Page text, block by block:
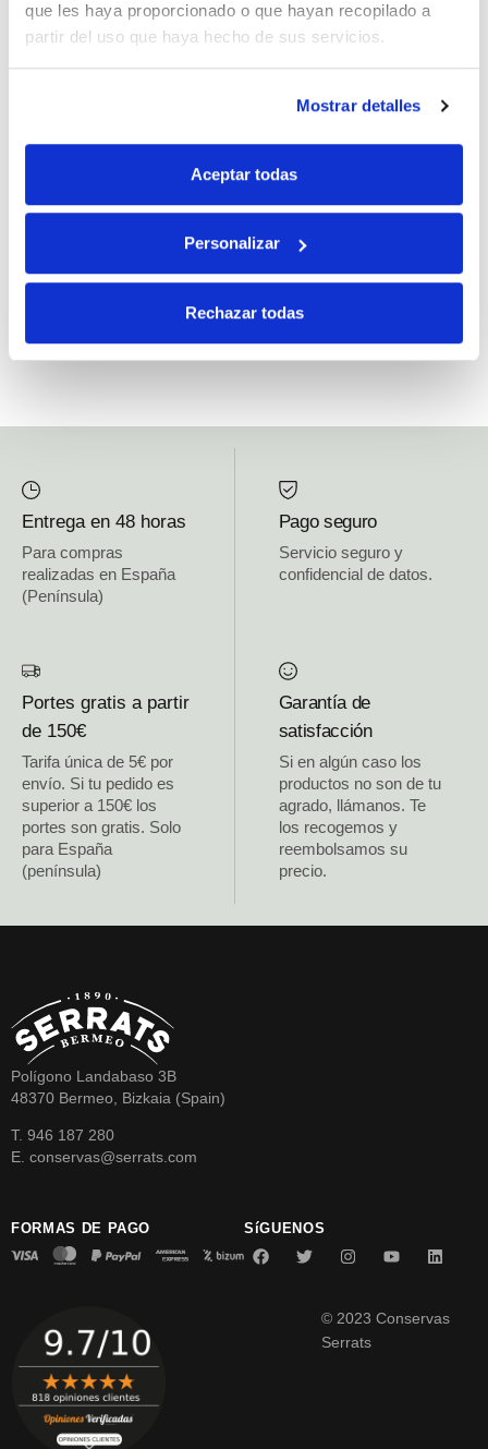
que les haya proporcionado o que hayan recopilado a
partir del uso que haya hecho de sus servicios.
Mostrar detalles
Aceptar todas
Personalizar
Rechazar todas
Responsable: HIJOS DE JOSÉ SERRATS S.A. Finalidad: tratamientos con
fines comerciales, legitimación: consentimiento, destinatarios: proveedor de
otros derechos, como se explica en la información adicional.
SUBSCRIBETE AHORA
Entrega en 48 horas
Para compras
realizadas en España
(Península)
Pago seguro
Servicio seguro y
confidencial de datos.
Portes gratis a partir
de 150€
Tarifa única de 5€ por
envío. Si tu pedido es
superior a 150€ los
portes son gratis. Solo
para España
(península)
Garantía de
satisfacción
Si en algún caso los
productos no son de tu
agrado, llámanos. Te
los recogemos y
reembolsamos su
precio.
Polígono Landabaso 3B
48370 Bermeo, Bizkaia (Spain)
T. 946 187 280
E. conservas@serrats.com
FORMAS DE PAGO SíGUENOS
© 2023 Conservas
Serrats